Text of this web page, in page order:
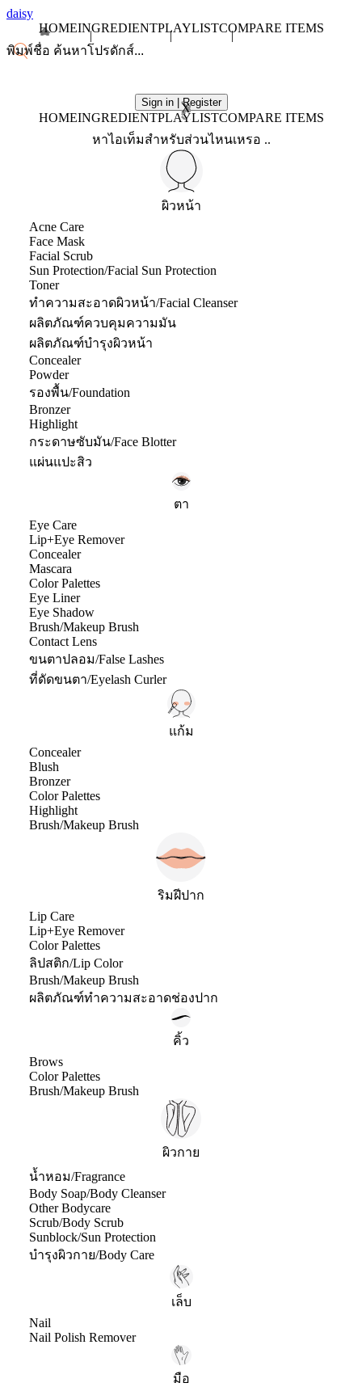
daisy
HOMEINGREDIENTPLAYLISTCOMPARE ITEMS
Sign in | Register
X
HOMEINGREDIENTPLAYLISTCOMPARE ITEMS
หาไอเท็มสำหรับส่วนไหนเหรอ ..
ผิวหน้า
Acne Care
Face Mask
Facial Scrub
Sun Protection/Facial Sun Protection
Toner
ทำความสะอาดผิวหน้า/Facial Cleanser
ผลิตภัณฑ์ควบคุมความมัน
ผลิตภัณฑ์บำรุงผิวหน้า
Concealer
Powder
รองพื้น/Foundation
Bronzer
Highlight
กระดาษซับมัน/Face Blotter
แผ่นแปะสิว
ตา
Eye Care
Lip+Eye Remover
Concealer
Mascara
Color Palettes
Eye Liner
Eye Shadow
Brush/Makeup Brush
Contact Lens
ขนตาปลอม/False Lashes
ที่ดัดขนตา/Eyelash Curler
แก้ม
Concealer
Blush
Bronzer
Color Palettes
Highlight
Brush/Makeup Brush
ริมฝีปาก
Lip Care
Lip+Eye Remover
Color Palettes
ลิปสติก/Lip Color
Brush/Makeup Brush
ผลิตภัณฑ์ทำความสะอาดช่องปาก
คิ้ว
Brows
Color Palettes
Brush/Makeup Brush
ผิวกาย
น้ำหอม/Fragrance
Body Soap/Body Cleanser
Other Bodycare
Scrub/Body Scrub
Sunblock/Sun Protection
บำรุงผิวกาย/Body Care
เล็บ
Nail
Nail Polish Remover
มือ